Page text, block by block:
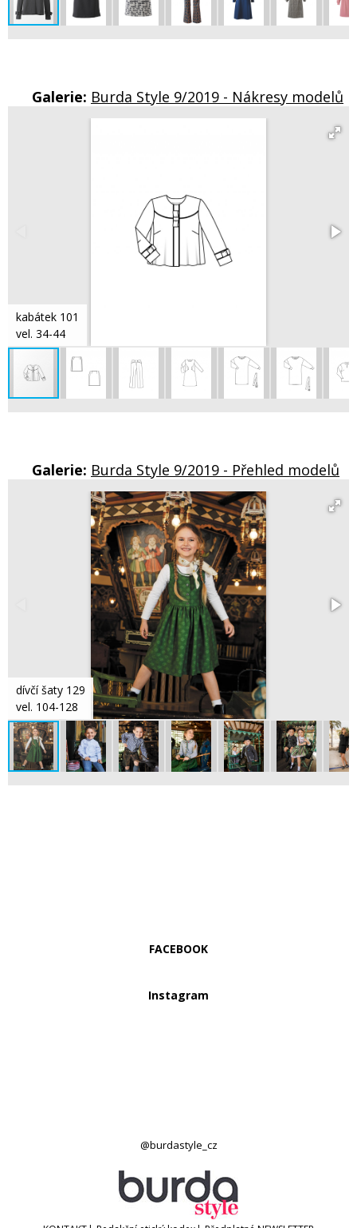
Galerie: Burda Style 9/2019 - Nákresy modelů
kabátek 101
vel. 34-44
Galerie: Burda Style 9/2019 - Přehled modelů
dívčí šaty 129
vel. 104-128
FACEBOOK
Instagram
@burdastyle_cz